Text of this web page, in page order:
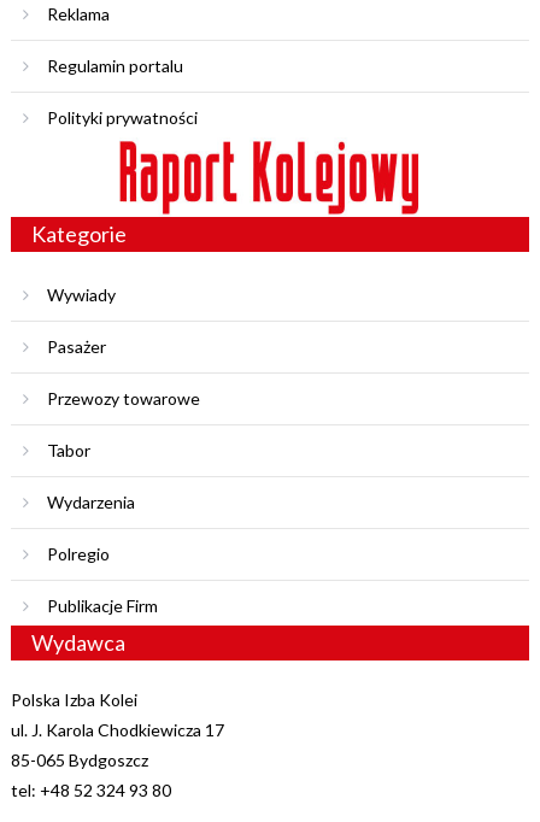
Reklama
Regulamin portalu
Polityki prywatności
Kategorie
Wywiady
Pasażer
Przewozy towarowe
Tabor
Wydarzenia
Polregio
Publikacje Firm
Wydawca
Polska Izba Kolei
ul. J. Karola Chodkiewicza 17
85-065 Bydgoszcz
tel: +48 52 324 93 80